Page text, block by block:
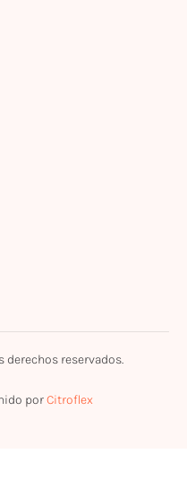
derechos reservados.
porCitroflex